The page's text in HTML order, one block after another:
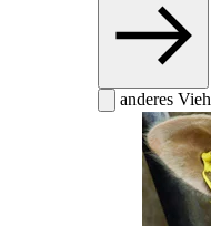
anderes Vieh